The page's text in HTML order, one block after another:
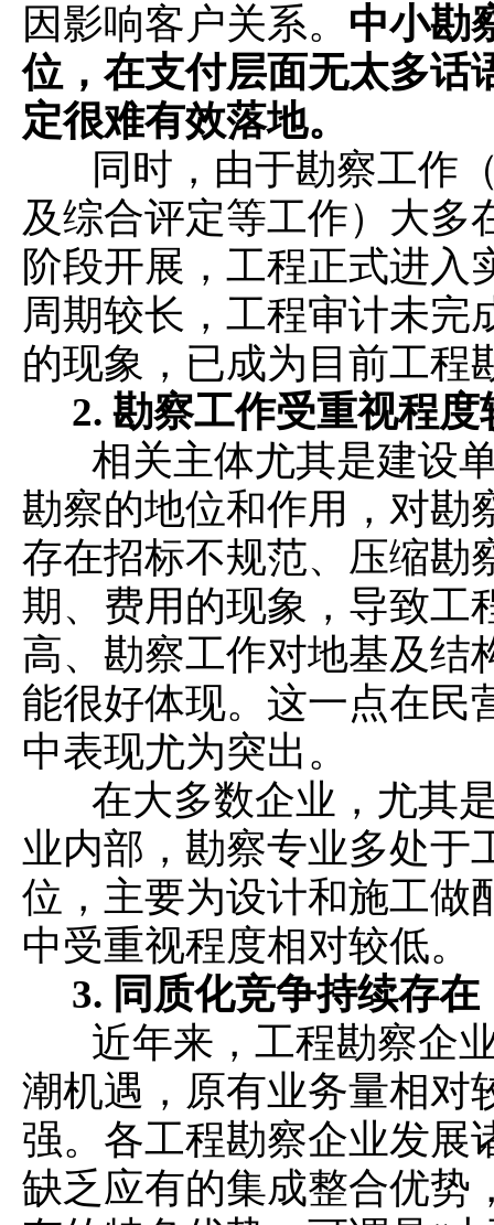
因影响客户关系。 中小勘
位，在支付层面无太多话
定很难有效落地。
同时，由于勘察工作
及综合评定等工作）大多
阶段开展，工程正式进入
周期较长，工程审计未完
的现象，已成为目前工程
2. 勘察工作受重视程度
相关主体尤其是建设
勘察的地位和作用，对勘
存在招标不规范、压缩勘
期、费用的现象，导致工
高、勘察工作对地基及结
能很好体现。这一点在民
中表现尤为突出。
在大多数企业，尤其
业内部，勘察专业多处于
位，主要为设计和施工做
中受重视程度相对较低。
3. 同质化竞争持续存在
近年来，工程勘察企
潮机遇，原有业务量相对
强。各工程勘察企业发展
缺乏应有的集成整合优势